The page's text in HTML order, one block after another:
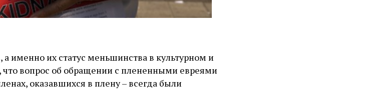
именно их статус меньшинства в культурном и
вопрос об обращении с плененными евреями
оказавшихся в плену – всегда были